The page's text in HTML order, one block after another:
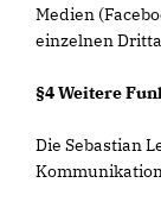
Medien
einzelnen
§4 Weitere
Die Sebastian